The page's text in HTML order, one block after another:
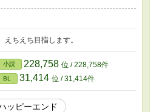
ちえち目指します。
小説 228,758 位 / 228,758件
BL 31,414 位 / 31,414件
ッピーエンド